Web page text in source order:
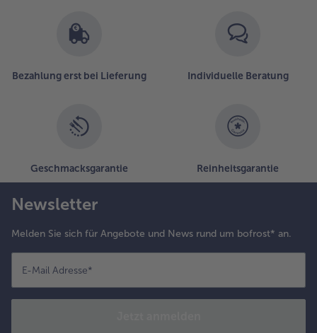
Bezahlung erst bei Lieferung Individuelle Beratung
Geschmacksgarantie Reinheitsgarantie
Newsletter
Melden Sie sich für Angebote und News rund um bofrost* an.
E-Mail Adresse*